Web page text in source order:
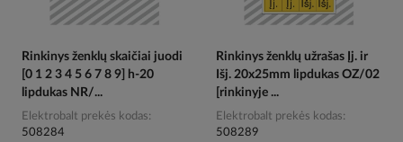
Rinkinys ženklų skaičiai juodi
[0 1 2 3 4 5 6 7 8 9] h-20
lipdukas NR/...
Elektrobalt prekės kodas
508284
Rinkinys ženklų užrašas Įj. ir
Išj. 20x25mm lipdukas OZ/02
[rinkinyje ...
Elektrobalt prekės kodas
508289